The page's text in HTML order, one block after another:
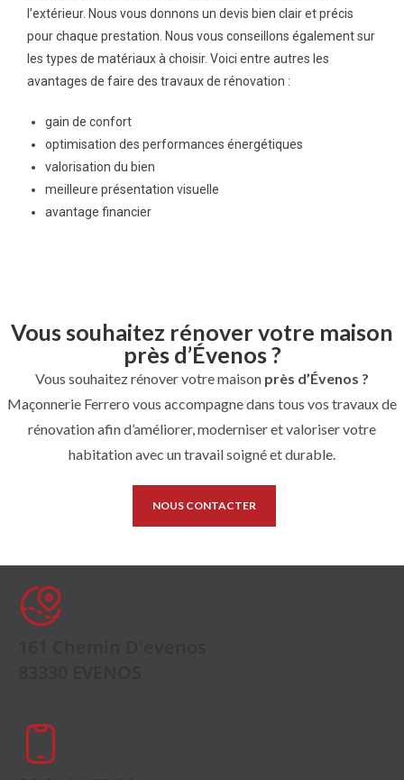
l’extérieur. Nous vous donnons un devis bien clair et précis
pour chaque prestation. Nous vous conseillons également sur
les types de matériaux à choisir. Voici entre autres les
avantages de faire des travaux de rénovation :
gain de confort
optimisation des performances énergétiques
valorisation du bien
meilleure présentation visuelle
avantage financier
Vous souhaitez rénover votre maison
près d’Évenos ?
Vous souhaitez rénover votre maison près d’Évenos ?
Maçonnerie Ferrero vous accompagne dans tous vos travaux de
rénovation afin d’améliorer, moderniser et valoriser votre
habitation avec un travail soigné et durable.
NOUS CONTACTER